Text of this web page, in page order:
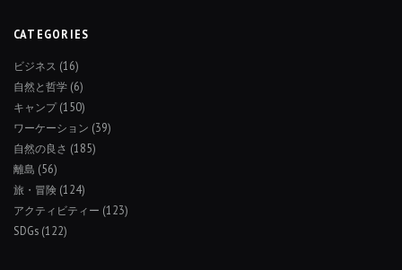
CATEGORIES
ビジネス (16)
自然と哲学 (6)
キャンプ(150)
ワーケーション (39)
自然の良さ (185)
離島 (56)
旅・冒険 (124)
アクティビティー (123)
SDGs (122)